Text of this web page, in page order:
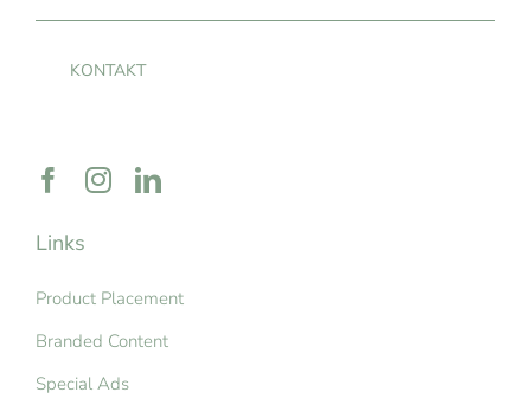
KONTAKT
Links
Product Placement
Branded Content
Special Ads